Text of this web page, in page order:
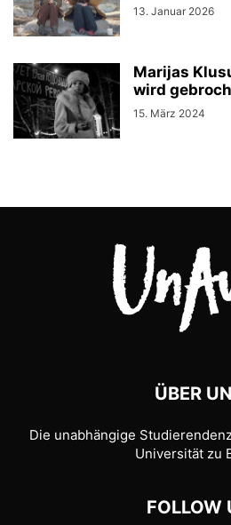
13. Januar 2026
Marijas
wird
15. März 2024
ÜBER
Die unabhängige
Universität zu
FOLLOW